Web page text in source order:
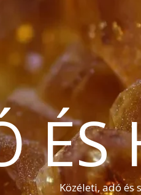
Közéleti, adó és